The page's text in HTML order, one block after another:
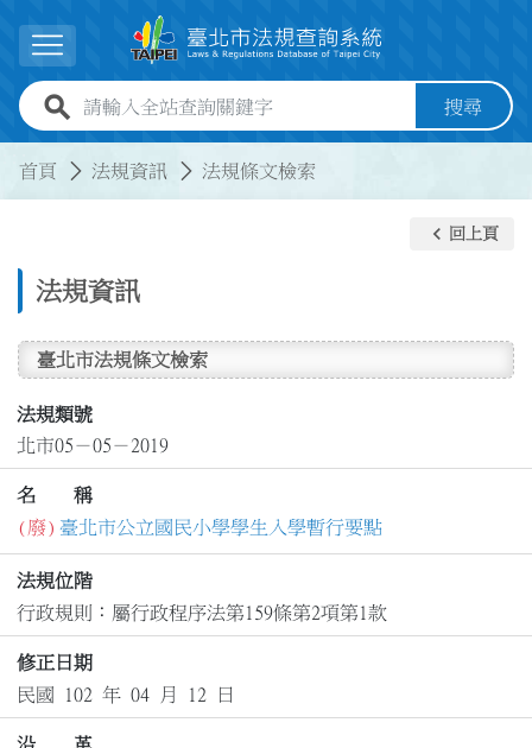
展開選單
全站查詢關鍵字欄位 搜尋
首頁 法規資訊 法規條文檢索
法規資訊
keyboard_arrow_left 回上頁
臺北市法規條文檢索
法規類號
北市05－05－2019
名 稱
(廢) 臺北市公立國民小學學生入學暫行要點
法規位階
行政規則：屬行政程序法第159條第2項第1款
修正日期
民國 102 年 04 月 12 日